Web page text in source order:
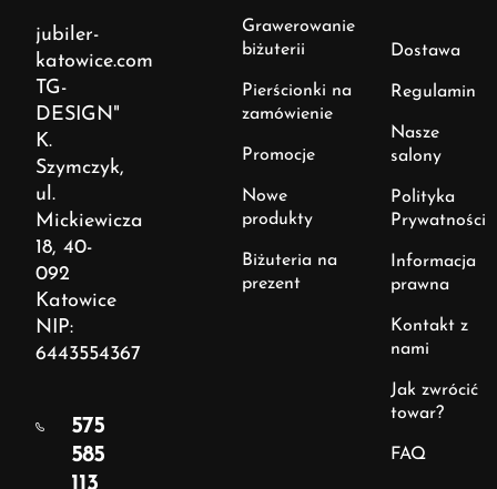
jubiler-
katowice.com
TG-
DESIGN"
K.
Szymczyk,
ul.
Mickiewicza
18, 40-
092
Katowice
NIP:
6443554367
575
585
Grawerowanie
biżuterii
Pierścionki na
zamówienie
Promocje
Nowe
produkty
Biżuteria na
prezent
Dostawa
Regulamin
Nasze
salony
Polityka
Prywatności
Informacja
prawna
Kontakt z
nami
Jak zwrócić
towar?
FAQ